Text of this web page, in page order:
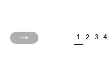
1 2 3 4